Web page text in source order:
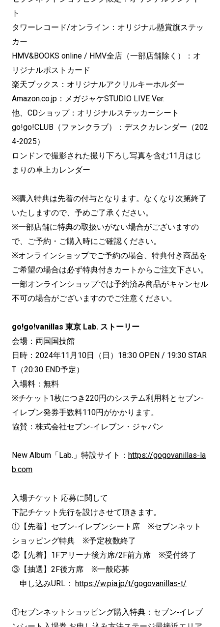
ト
タワーレコード/オンライン：オリジナル懸賞旗ステッ
カー
HMV&BOOKS online / HMV全店（一部店舗除く）：オ
リジナルポストカード
楽天ブックス：オリジナルアクリルキーホルダー
Amazon.co.jp：メガジャケSTUDIO LIVE Ver.
他、CDショップ：オリジナルステッカーシート
go!go!CLUB（ファンクラブ）：デスクカレンダー（202
4-2025）
ロンドンで撮影された撮り下ろし写真を含む11月はじ
まりの卓上カレンダー
※購入特典は先着の付与となります。なくなり次第終了
いたしますので、予めご了承ください。
※一部店舗に特典の取扱いがない場合がございますの
で、ご予約・ご購入時にご確認ください。
※オンラインショップでご予約の場合、特典付き商品を
ご希望の場合は必ず特典付きカートからご注文下さい。
一部オンラインショップでは予約済み商品がキャンセル
不可の場合がございますのでご注意ください。
go!go!vanillas 東京 Lab. ストーリー
会場：両国国技館
日時：2024年11月10日（日）18:30 OPEN / 19:30 STAR
T（20:30 END予定）
入場料：無料
※チケット1枚につき220円のシステム利用料とセブン-
イレブン発券手数料110円がかかります。
協賛：株式会社セブン‐イレブン・ジャパン
New Album「Lab.」特設サイト： https://gogovanillas-la
b.com
入場チケット 応募に関して
下記チケット先行を設けさせて頂きます。
①【先着】セブン‐イレブンシート席 ※セブンネット
ショッピング特典 ※予定枚数終了
②【先着】1Fアリーナ後方席/2F前方席 ※受付終了
③【抽選】2F後方席 ※一般応募
申し込みURL： https://w.pia.jp/t/gogovanillas-t/
①セブンネットショッピング購入特典：セブン‐イレブ